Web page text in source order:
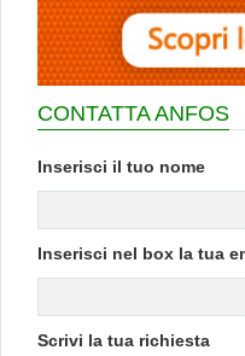
CONTATTA ANFOS
Inserisci il tuo nome
Inserisci nel box la tua
Scrivi la tua richiesta